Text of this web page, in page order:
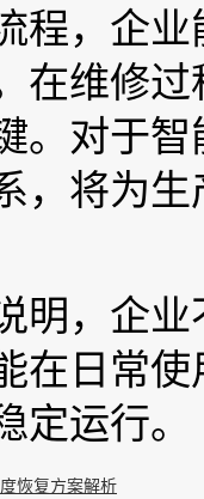
程，企
在维修
。对于
，将为
明，企
在日常
定运行。
恢复方案解析